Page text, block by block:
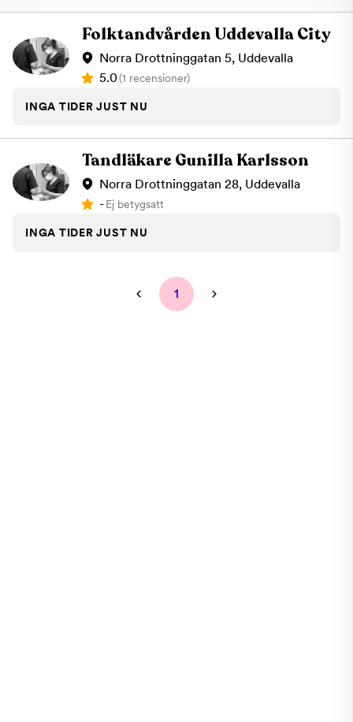
Folktandvården Uddevalla City
Norra Drottninggatan 5, Uddevalla
5.0(1 recensioner)
INGA TIDER JUST NU
Tandläkare Gunilla Karlsson
Norra Drottninggatan 28, Uddevalla
-Ej betygsatt
INGA TIDER JUST NU
1